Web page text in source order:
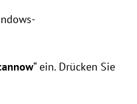
“ ein. Drücken Sie